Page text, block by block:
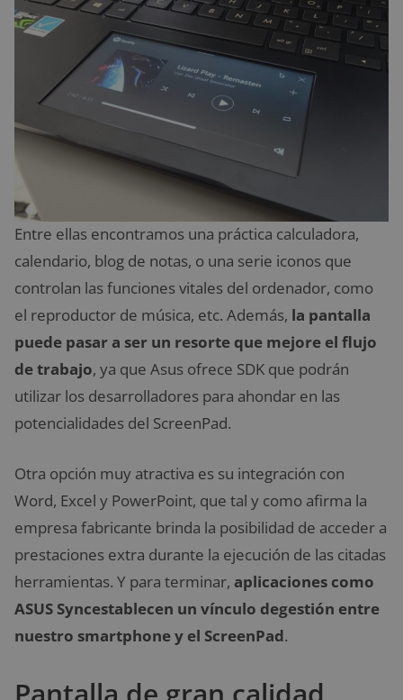
Entre ellas encontramos una práctica calculadora,
calendario, blog de notas, o una serie iconos que
controlan las funciones vitales del ordenador, como
el reproductor de música, etc. Además, la pantalla
puede pasar a ser un resorte que mejore el flujo
de trabajo, ya que Asus ofrece SDK que podrán
utilizar los desarrolladores para ahondar en las
potencialidades del ScreenPad.
Otra opción muy atractiva es su integración con
Word, Excel y PowerPoint, que tal y como afirma la
empresa fabricante brinda la posibilidad de acceder a
prestaciones extra durante la ejecución de las citadas
herramientas. Y para terminar, aplicaciones como
ASUS Syncestablecen un vínculo degestión entre
nuestro smartphone y el ScreenPad.